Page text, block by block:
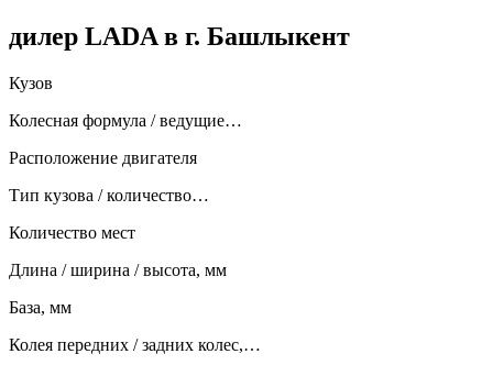
дилер LADA в г. Башлыкент
Кузов
Колесная формула / ведущие…
Расположение двигателя
Тип кузова / количество…
Количество мест
Длина / ширина / высота, мм
База, мм
Колея передних / задних колес,…